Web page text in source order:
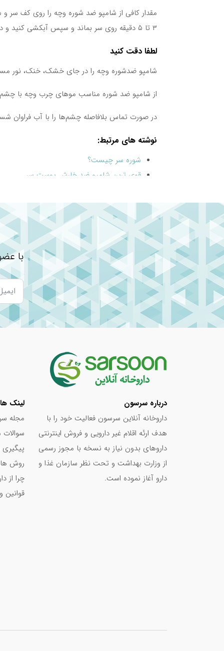
مقدار کافی از شامپو ضد شوره وچه را روی کف سر
۳ تا ۵ دقیقه روی سر بماند و سپس آبکشی کنید و در صورت لزوم عمل را تکرار فرمایید.
لطفا دقت کنید
شامپو ضدشوره وچه را در جای خشک، خنک، نور
از شامپو ضد شوره مناسب موهای چرب وچه با
در صورت تماس بلافاصله چشم‌ها را با آب فراوان
نوشته های مرتبط:
شوره سر چیست؟
قوی ترین شامپو ضد خارش پوست سر
بهترین زمان مصرف قرص جوشان ویتامین c
داروهای ضد التهاب و آسیب های آن بر
قرص فولیک اسید برای چیست؟ + بهترین
با
درباره سرسون
داروخانه آنلاین سرسون فعالیت خود را با
هدف ارئه اقلام غیر دارویی و فروش اینترنتی
داروهای بدون نیاز به نسخه با مجوز رسمی
از وزارت بهداشت و تحت نظر سازمان غذا و
دارو آغاز نموده است.
لینک
مجله
سوالات
روش
چرا از
قوانین